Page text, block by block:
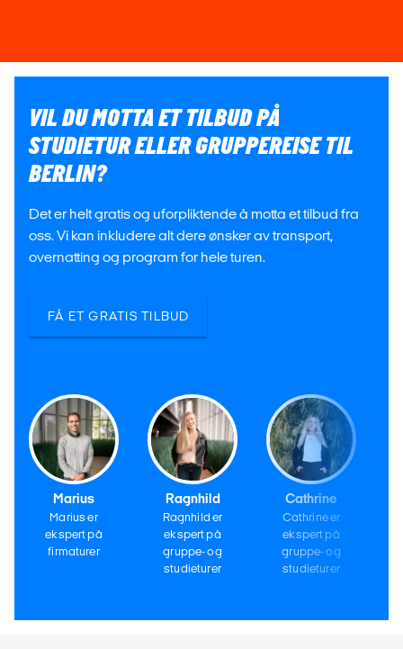
VIL DU MOTTA ET TILBUD PÅ
STUDIETUR ELLER GRUPPEREISE TIL
BERLIN?
Det er helt gratis og uforpliktende å motta et tilbud fra
oss. Vi kan inkludere alt dere ønsker av transport,
overnatting og program for hele turen.
FÅ ET GRATIS TILBUD
Marius
Marius er
ekspert på
firmaturer
Ragnhild
Ragnhild er
ekspert på
gruppe- og
studieturer
Cathrine
Cathrine er
ekspert på
gruppe- og
studieturer